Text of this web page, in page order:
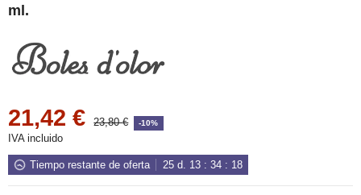
ml.
21,42 € 23,80 € -10%
IVA incluido
Tiempo restante de oferta 25d. 13: 34: 18